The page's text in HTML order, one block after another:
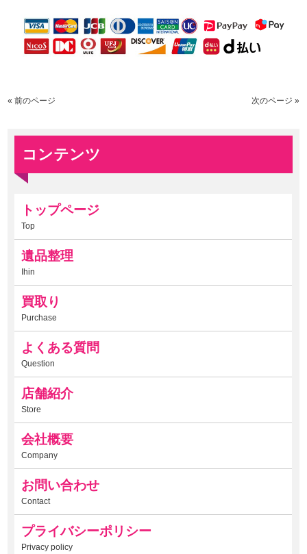
« 前のページ 次のページ »
コンテンツ
トップページ
Top
遺品整理
Ihin
買取り
Purchase
よくある質問
Question
店舗紹介
Store
会社概要
Company
お問い合わせ
Contact
プライバシーポリシー
Privacy policy